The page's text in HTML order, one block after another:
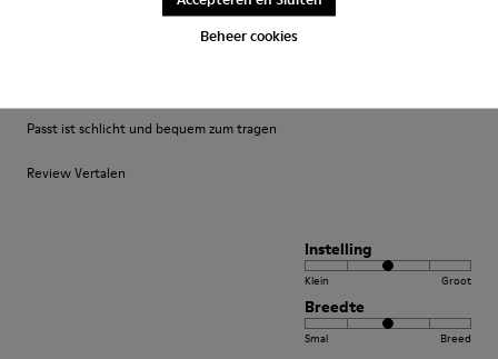
Beheer cookies
Smal
Passt ist schlicht und bequem zum tragen
Review Vertalen
Instelling
Klein Groot
Breedte
Smal Breed